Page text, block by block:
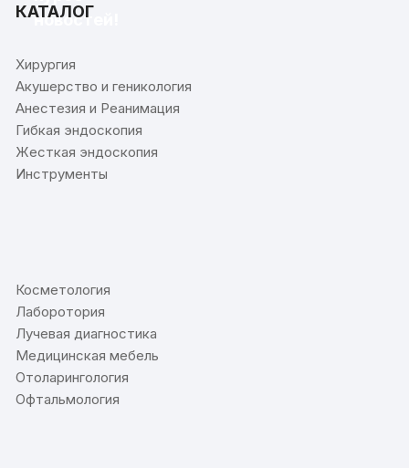
новостей!
КАТАЛОГ
Хирургия
Акушерство и геникология
Анестезия и Реанимация
Гибкая эндоскопия
Жесткая эндоскопия
Инструменты
Косметология
Лаборотория
Лучевая диагностика
Медицинская мебель
Отоларингология
Офтальмология